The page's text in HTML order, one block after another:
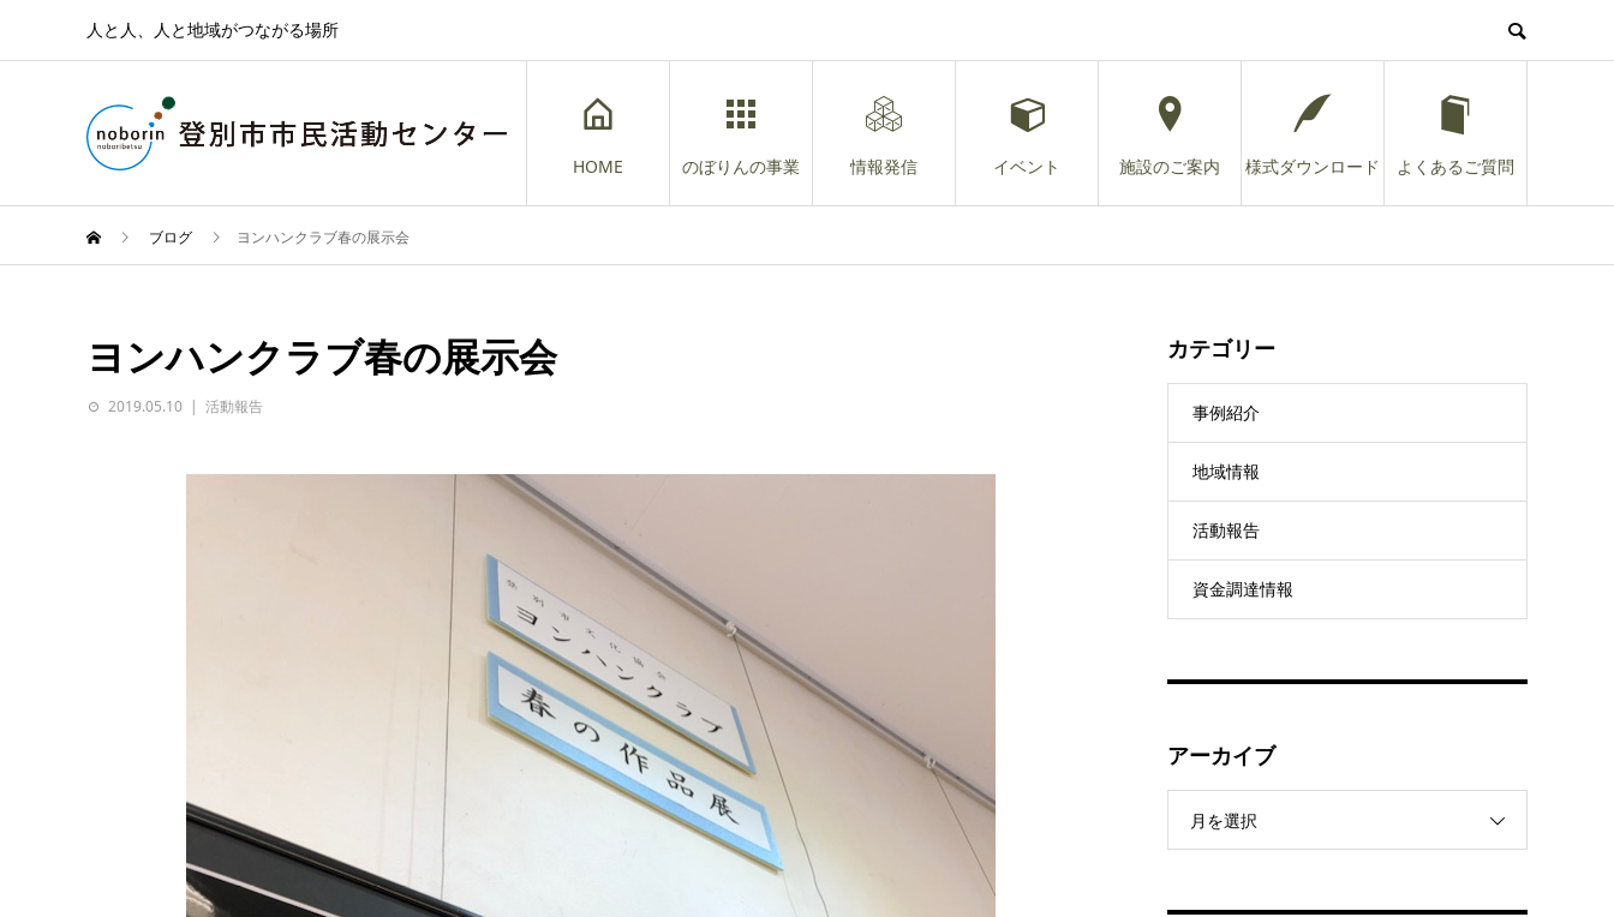
人と人、人と地域がつながる場所
HOME のぼりんの事業 情報発信 イベント 施設のご案内 様式ダウンロード よくあるご質問
ブログ ヨンハンクラブ春の展示会
ヨンハンクラブ春の展示会
2019.05.10 活動報告
カテゴリー
事例紹介
地域情報
活動報告
資金調達情報
アーカイブ
月を選択